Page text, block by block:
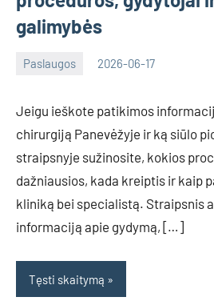
galimybės
Paslaugos 2026-06-17
Deimante
Jeigu ieškote patikimos
chirurgiją Panevėžyje ir ką siūlo
straipsnyje sužinosite, kokios
dažniausios, kada kreiptis ir kaip
kliniką bei specialistą. Straipsnis
informaciją apie gydymą, […]
Tęsti skaitymą